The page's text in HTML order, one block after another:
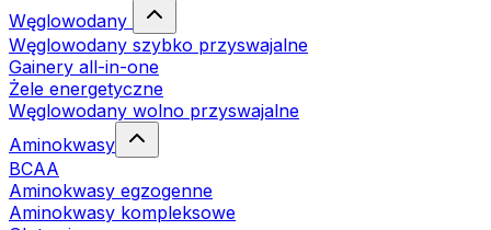
Węglowodany
Węglowodany szybko przyswajalne
Gainery all-in-one
Żele energetyczne
Węglowodany wolno przyswajalne
Aminokwasy
BCAA
Aminokwasy egzogenne
Aminokwasy kompleksowe